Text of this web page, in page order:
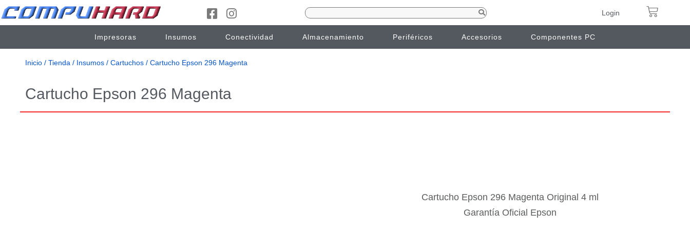
Login
Impresoras Insumos Conectividad Almacenamiento Periféricos Accesorios Componentes PC
Inicio / Tienda / Insumos / Cartuchos / Cartucho Epson 296 Magenta
Cartucho Epson 296 Magenta
Cartucho Epson 296 Magenta Original 4 ml
Garantía Oficial Epson